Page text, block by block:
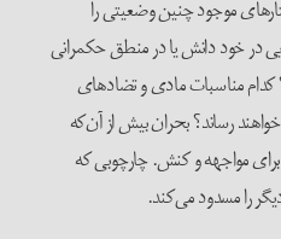
موجود چنین وضعیتی را
در خود دانش یا در منطق حکمرانی
مناسبات مادی و تضادهای
خواهند رساند؟ بحران بیش از آن‌که
مواجهه و کنش. چارچوبی که
را مسدود می‌کند.